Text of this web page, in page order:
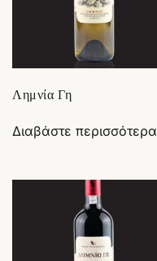
Λημνία Γη
Διαβάστε περισσότερα